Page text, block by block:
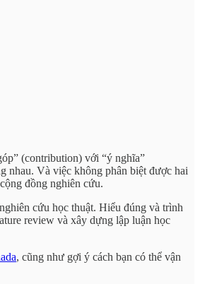
(contribution) với “ý nghĩa”
nhau. Và việc không phân biệt được hai
đồng nghiên cứu.
cứu học thuật. Hiểu đúng và trình
review và xây dựng lập luận học
, cũng như gợi ý cách bạn có thể vận